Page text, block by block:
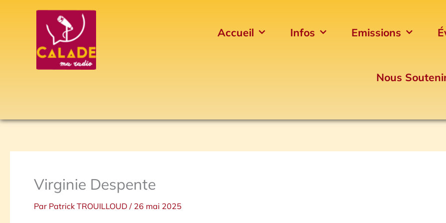
Accueil Infos Emissions
Nous
Virginie Despente
Par Patrick TROUILLOUD / 26 mai 2025